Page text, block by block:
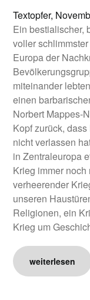
Textopfer,
Ein bestialischer,
voller
Europa der
miteinander
einen
Norbert Mappes-
Kopf zurück,
nicht verlassen
in Zentraleuropa
Krieg immer
verheerender
unseren
Religionen, ein
Krieg um
weiterlesen